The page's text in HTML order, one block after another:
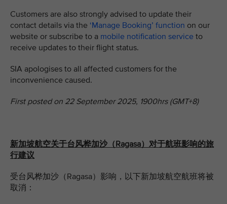
Customers are also strongly advised to update their
contact details via the ‘Manage Booking’ function on our
website or subscribe to a mobile notification service to
receive updates to their flight status.
SIA apologises to all affected customers for the
inconvenience caused.
First posted on 22 September 2025, 1900hrs (GMT+8)
新加坡航空关于台风桦加沙（Ragasa）对于航班影响的旅
行建议
受台风桦加沙 （Ragasa）影响，以下新加坡航空航班将被
取消：